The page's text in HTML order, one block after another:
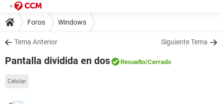
Foros Windows
Tema Anterior Siguiente Tema
Pantalla dividida en dos Resuelto/Cerrado
Celular